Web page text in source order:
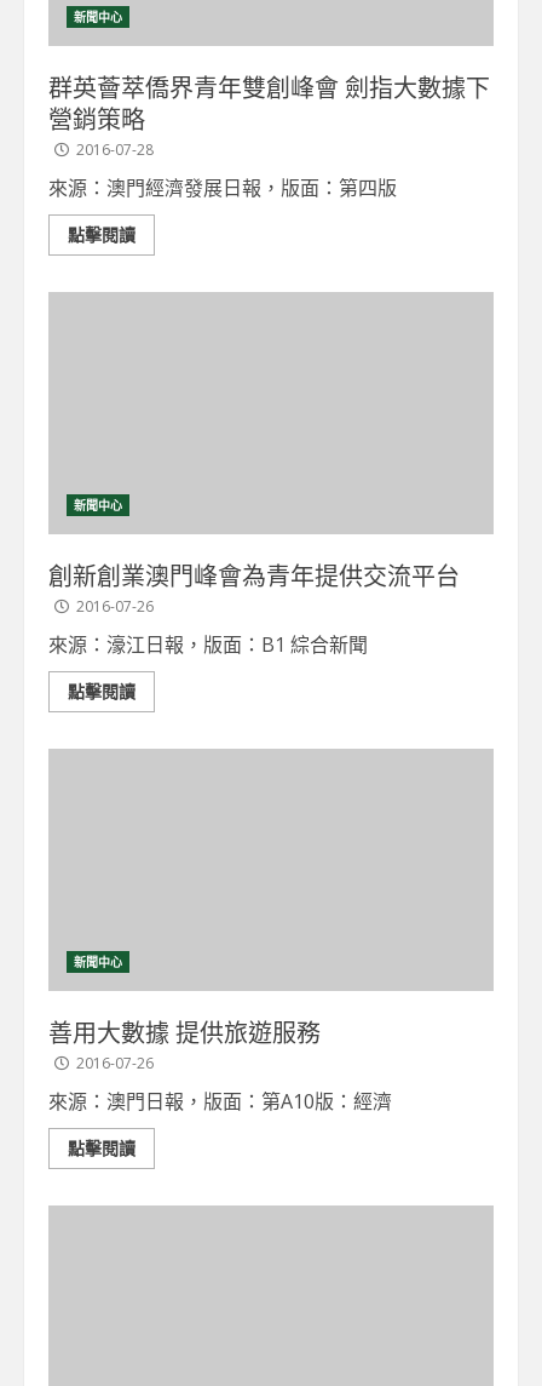
新聞中心
群英薈萃僑界青年雙創峰會 劍指大數據下
營銷策略
2016-07-28
來源：澳門經濟發展日報，版面：第四版
點擊閱讀
新聞中心
創新創業澳門峰會為青年提供交流平台
2016-07-26
來源：濠江日報，版面：B1 綜合新聞
點擊閱讀
新聞中心
善用大數據 提供旅遊服務
2016-07-26
來源：澳門日報，版面：第A10版：經濟
點擊閱讀